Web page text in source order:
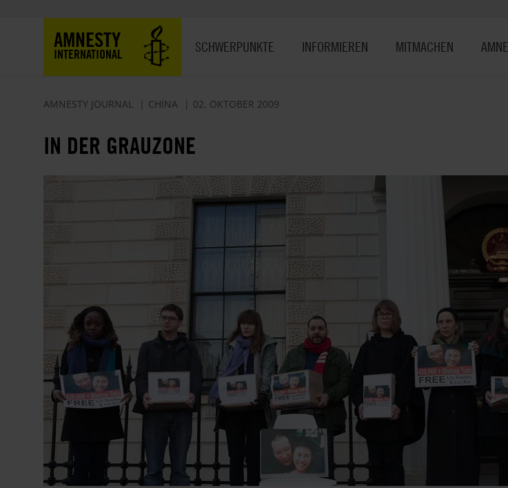
AMNESTY
INTERNATIONAL SCHWERPUNKTE INFORMIEREN MITMACHEN
AMNESTY JOURNAL CHINA 02. OKTOBER 2009
IN DER GRAUZONE